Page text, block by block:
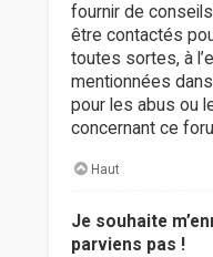
fournir de
être contactés
toutes sortes, à
mentionnées
pour les abus ou
concernant ce
Haut
Je souhaite
parviens pas !